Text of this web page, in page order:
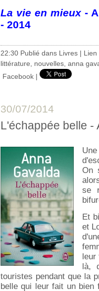
La vie en mieux -
- 2014
22:30 Publié dans Livres | Lien
littérature
nouvelles anna
Facebook |
30/07/2014
L'échappée belle -
On
se
Et
et
leur
là,
touristes pendant que la
belle qui leur fait un bien